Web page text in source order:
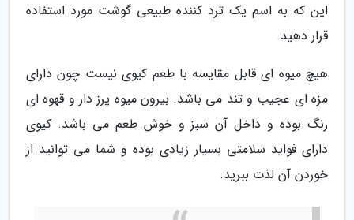
این که به اسم یک ترد کننده طبیعی گوشت مورد استفاده
قرار دهید.
هیچ میوه ای قابل مقایسه با طعم کیوی نیست چون دارای
مزه ای عجیب و تند می باشد. بیرون میوه پرز دار و قهوه ای
رنگ بوده و داخل آن سبز و خوش طعم می باشد. کیوی
دارای فواید سلامتی بسیار زیادی بوده و شما می توانید از
خوردن آن لذت ببرید.